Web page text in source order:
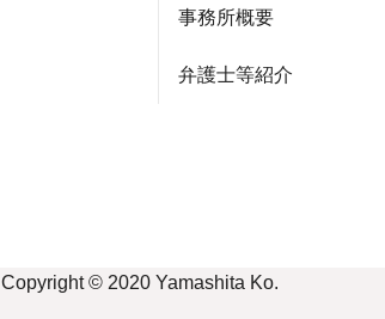
事務所概要
弁護士等紹介
Copyright © 2020 Yamashita Ko.